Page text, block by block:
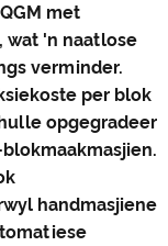
met
wat 'n naatlose
verminder.
per blok
opgegradeer
handmasjiene